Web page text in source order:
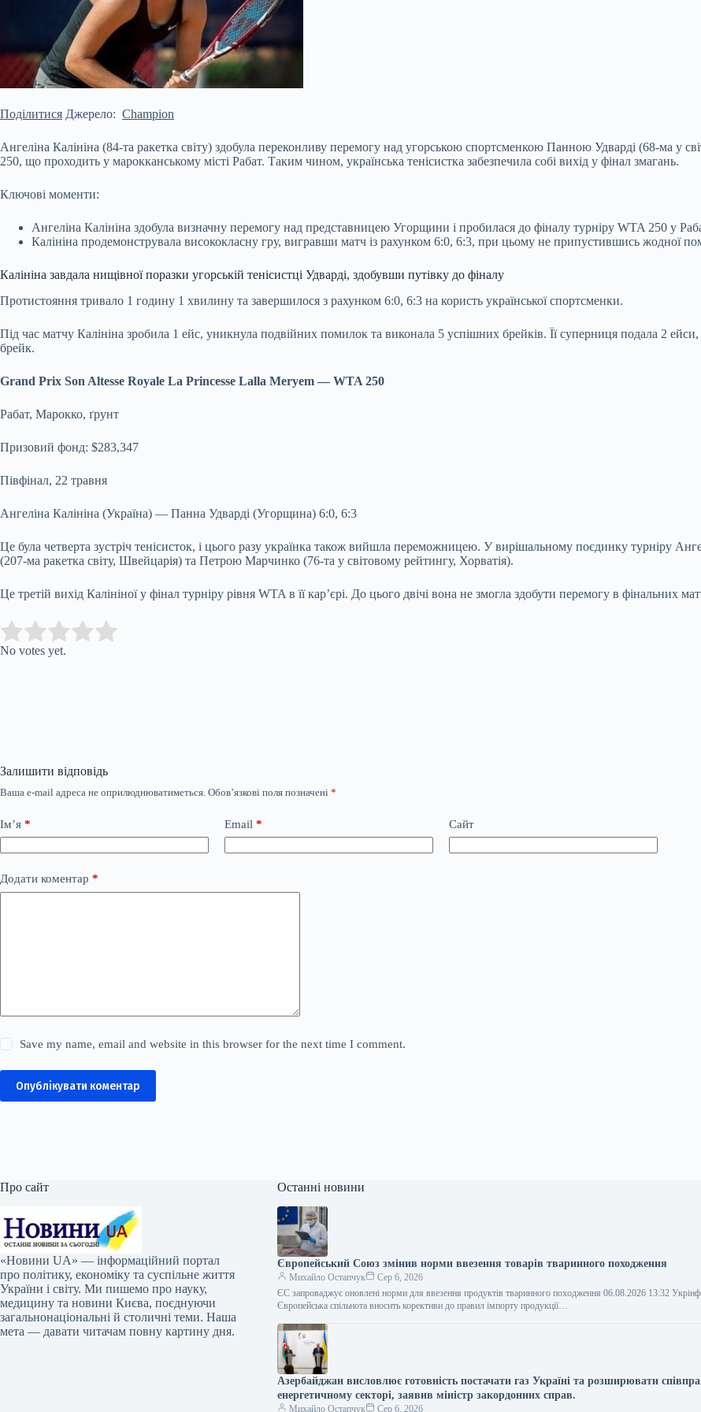
Поділитися Джерело: Champion
Ангеліна Калініна (84-та ракетка світу) здобула переконливу перемогу над угорською спортсменкою Панною Удварді (68-ма у
250, що проходить у марокканському місті Рабат. Таким чином, українська тенісистка забезпечила собі вихід у фінал змагань.
Ключові моменти:
Ангеліна Калініна здобула визначну перемогу над представницею Угорщини і пробилася до фіналу турніру WTA 250 у
Калініна продемонструвала висококласну гру, вигравши матч із рахунком 6:0, 6:3, при цьому не припустившись жодної
Калініна завдала нищівної поразки угорській тенісистці Удварді, здобувши путівку до фіналу
Протистояння тривало 1 годину 1 хвилину та завершилося з рахунком 6:0, 6:3 на користь української спортсменки.
Під час матчу Калініна зробила 1 ейс, уникнула подвійних помилок та виконала 5 успішних брейків. Її суперниця подала 2
брейк.
Grand Prix Son Altesse Royale La Princesse Lalla Meryem — WTA 250
Рабат, Марокко, ґрунт
Призовий фонд: $283,347
Півфінал, 22 травня
Ангеліна Калініна (Україна) — Панна Удварді (Угорщина) 6:0, 6:3
Це була четверта зустріч тенісисток, і цього разу українка також вийшла переможницею. У вирішальному поєдинку турніру
(207-ма ракетка світу, Швейцарія) та Петрoю Марчинко (76-та у світовому рейтингу, Хорватія).
Це третій вихід Калініної у фінал турніру рівня WTA в її кар’єрі. До цього двічі вона не змогла здобути перемогу в фінальних
Rate this item:
No votes yet.
Залишити відповідь
Ваша e-mail адреса не оприлюднюватиметься. Обов’язкові поля позначені *
Ім’я * Email * Сайт
Додати коментар *
Save my name, email and website in this browser for the next time I comment.
Опублікувати коментар
Про сайт
«Новини UA» — інформаційний портал
про політику, економіку та суспільне життя
України і світу. Ми пишемо про науку,
медицину та новини Києва, поєднуючи
загальнонаціональні й столичні теми. Наша
мета — давати читачам повну картину дня.
Останні новини
Європейський Союз змінив норми ввезення товарів тваринного походження
Михайло Остапчук
Сер 6, 2026
ЄС запроваджує оновлені норми для ввезення продуктів тваринного походження 06.08.2026 13:32
Європейська спільнота вносить корективи до правил імпорту продукції…
Азербайджан висловлює готовність постачати газ Україні та розширювати
енергетичному секторі, заявив міністр закордонних справ.
Михайло Остапчук Сер 6, 2026